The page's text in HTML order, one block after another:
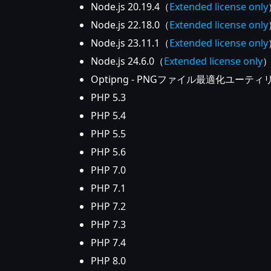
Node.js 20.19.4（Extended license only）
Node.js 22.18.0（Extended license only）
Node.js 23.11.1（Extended license only）
Node.js 24.6.0（Extended license only）
Optipng - PNGファイル最適化ユーティ
PHP 5.3
PHP 5.4
PHP 5.5
PHP 5.6
PHP 7.0
PHP 7.1
PHP 7.2
PHP 7.3
PHP 7.4
PHP 8.0